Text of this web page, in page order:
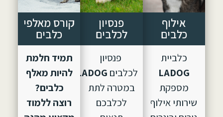
אילוף
כלבים
כלביית
LADOG
מספקת
שירותי אילוף
פנסיון
לכלבים
פנסיון
לכלבים LADOG, הוקם
במטרה לתת
לכלבכם
קורס מאלפי
כלבים
תמיד חלמת
להיות מאלף
כלבים?
רוצה ללמוד